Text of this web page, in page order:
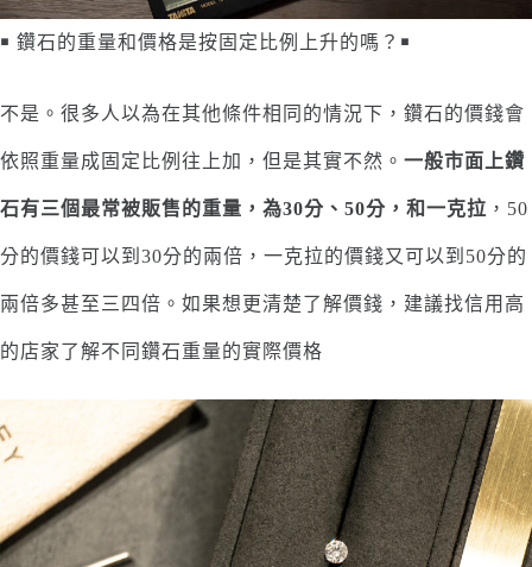
￭ 鑽石的重量和價格是按固定比例上升的嗎？￭
不是。很多人以為在其他條件相同的情況下，鑽石的價錢會
依照重量成固定比例往上加，但是其實不然。 一般市面上鑽
石有三個最常被販售的重量，為30分、50分，和一克拉 ，50
分的價錢可以到30分的兩倍，一克拉的價錢又可以到50分的
兩倍多甚至三四倍。如果想更清楚了解價錢，建議找信用高
的店家了解不同鑽石重量的實際價格